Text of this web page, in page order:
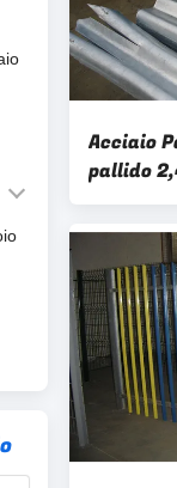
Acciaio
pallido
Triple